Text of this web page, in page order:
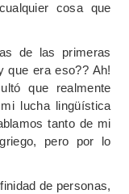
cosa que
de las primeras
que era eso?? Ah!
que realmente
lucha lingüística
tanto de mi
pero por lo
de personas,